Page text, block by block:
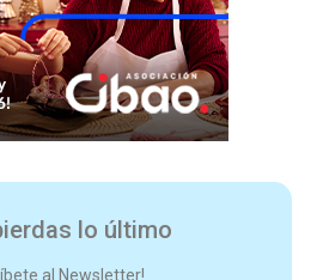
lo último
al Newsletter!